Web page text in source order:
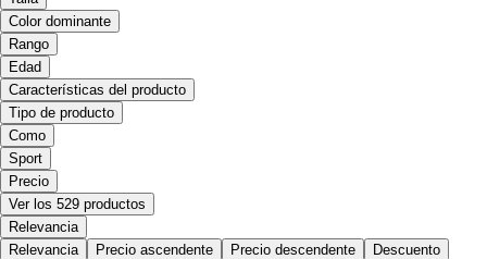
Color dominante
Rango
Edad
Características del producto
Tipo de producto
Como
Sport
Precio
Ver los 529 productos
Relevancia
Relevancia
Precio ascendente Precio descendente Descuento